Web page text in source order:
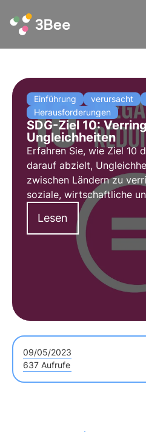
Einführung verursacht
Herausforderungen
SDG-Ziel 10:
Ungleichheiten
Erfahren Sie, wie Ziel 10
darauf abzielt,
zwischen Ländern zu
soziale, wirtschaftliche
zu fördern. Erforschen
für globale und nationale
innovative Lösungen, um
Lesen
09/05/2023
637 Aufrufe